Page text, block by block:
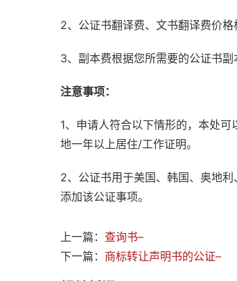
2、公证书翻译费、文书翻译费价格
3、副本费根据您所需要的公证书副
注意事项：
1、申请人符合以下情形的，本处
地一年以上居住/工作证明。
2、公证书用于美国、韩国、奥地
添加该公证事项。
上一篇： 查询书–
下一篇： 商标转让声明书的公证–